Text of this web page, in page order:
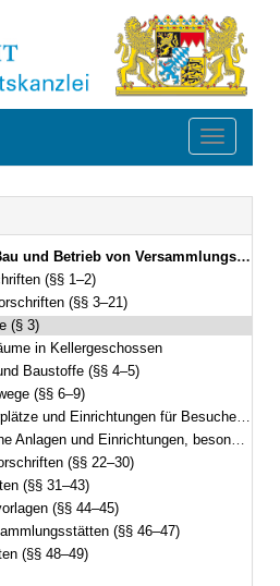
Toggle
– VStättV) Vom 2. November 2007 (GVBl. S. 736) BayRS 2132-1-5-B (§§ 1–49)
(§§ 1–2)
(§§ 3–21)
(§ 3)
in Kellergeschossen
Baustoffe (§§ 4–5)
(§§ 6–9)
und Einrichtungen für Besucher (§§ 10–13)
und Einrichtungen, besondere Räume (§§ 14–21)
(§§ 22–30)
(§§ 31–43)
(§§ 44–45)
(§§ 46–47)
(§§ 48–49)